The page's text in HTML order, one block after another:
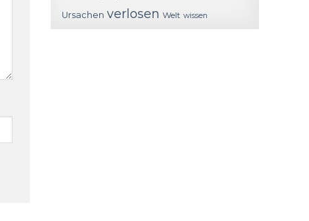
Ursachen verlosen Welt wissen